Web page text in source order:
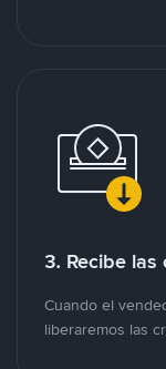
3. Recibe las
Cuando el
liberaremos las